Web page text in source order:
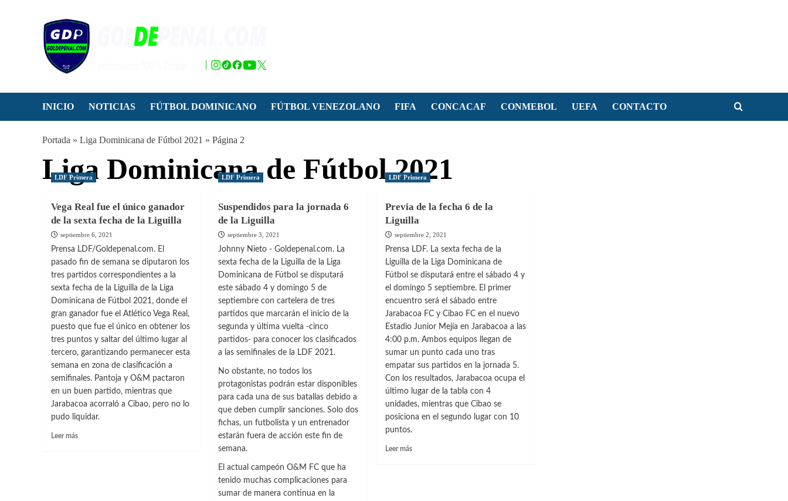
INICIO NOTICIAS FÚTBOL DOMINICANO FÚTBOL VENEZOLANO FIFA CONCACAF CONMEBOL UEFA CONTACTO
Portada » Liga Dominicana de Fútbol 2021 » Página 2
Liga Dominicana de Fútbol 2021
LDF Primera
Vega Real fue el único ganador
de la sexta fecha de la Liguilla
septiembre 6, 2021
Prensa LDF/Goldepenal.com. El
pasado fin de semana se diputaron los
tres partidos correspondientes a la
sexta fecha de la Liguilla de la Liga
Dominicana de Fútbol 2021, donde el
gran ganador fue el Atlético Vega Real,
puesto que fue el único en obtener los
tres puntos y saltar del último lugar al
tercero, garantizando permanecer esta
semana en zona de clasificación a
semifinales. Pantoja y O&M pactaron
en un buen partido, mientras que
Jarabacoa acorraló a Cibao, pero no lo
pudo liquidar.
Leer másLeer
LDF Primera
Suspendidos para la jornada 6
de la Liguilla
septiembre 3, 2021
Johnny Nieto - Goldepenal.com. La
sexta fecha de la Liguilla de la Liga
Dominicana de Fútbol se disputará
este sábado 4 y domingo 5 de
septiembre con cartelera de tres
partidos que marcarán el inicio de la
segunda y última vuelta -cinco
partidos- para conocer los clasificados
a las semifinales de la LDF 2021.
No obstante, no todos los
protagonistas podrán estar disponibles
para cada una de sus batallas debido a
que deben cumplir sanciones. Solo dos
fichas, un futbolista y un entrenador
estarán fuera de acción este fin de
semana.
El actual campeón O&M FC que ha
tenido muchas complicaciones para
sumar de manera continua en la
LDF Primera
Previa de la fecha 6 de la
Liguilla
septiembre 2, 2021
Prensa LDF. La sexta fecha de la
Liguilla de la Liga Dominicana de
Fútbol se disputará entre el sábado 4 y
el domingo 5 septiembre. El primer
encuentro será el sábado entre
Jarabacoa FC y Cibao FC en el nuevo
Estadio Junior Mejía en Jarabacoa a las
4:00 p.m. Ambos equipos llegan de
sumar un punto cada uno tras
empatar sus partidos en la jornada 5.
Con los resultados, Jarabacoa ocupa el
último lugar de la tabla con 4
unidades, mientras que Cibao se
posiciona en el segundo lugar con 10
puntos.
Leer másLeer